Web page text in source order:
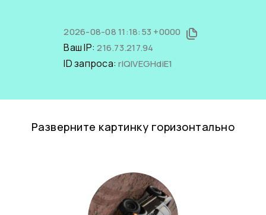
2026-08-08 11:18:53 +0000
Ваш IP:216.73.217.94
ID запроса:rIQIVEGHdiE1
Разверните картинку горизонтально